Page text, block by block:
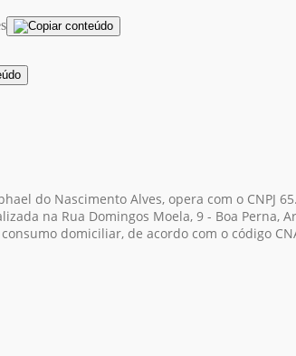
do Nascimento Alves, opera com o CNPJ
na Rua Domingos Moela, 9 - Boa
domiciliar, de acordo com o código